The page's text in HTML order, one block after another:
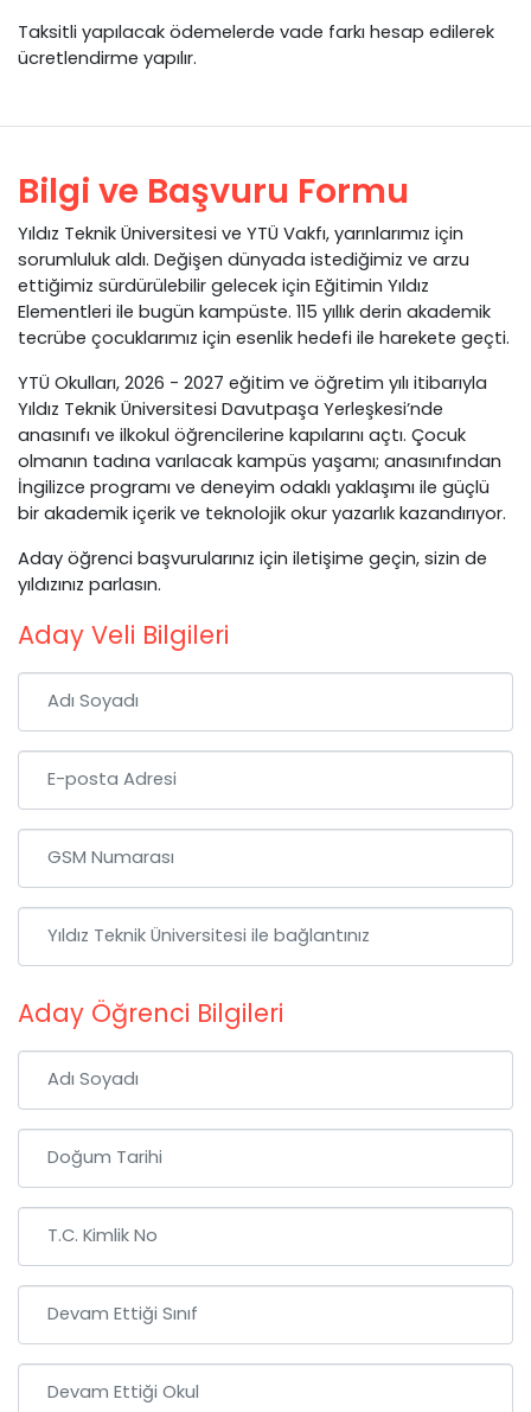
Taksitli yapılacak ödemelerde vade farkı hesap edilerek
ücretlendirme yapılır.
Bilgi ve Başvuru Formu
Yıldız Teknik Üniversitesi ve YTÜ Vakfı, yarınlarımız için
sorumluluk aldı. Değişen dünyada istediğimiz ve arzu
ettiğimiz sürdürülebilir gelecek için Eğitimin Yıldız
Elementleri ile bugün kampüste. 115 yıllık derin akademik
tecrübe çocuklarımız için esenlik hedefi ile harekete geçti.
YTÜ Okulları, 2026 - 2027 eğitim ve öğretim yılı itibarıyla
Yıldız Teknik Üniversitesi Davutpaşa Yerleşkesi’nde
anasınıfı ve ilkokul öğrencilerine kapılarını açtı. Çocuk
olmanın tadına varılacak kampüs yaşamı; anasınıfından
İngilizce programı ve deneyim odaklı yaklaşımı ile güçlü
bir akademik içerik ve teknolojik okur yazarlık kazandırıyor.
Aday öğrenci başvurularınız için iletişime geçin, sizin de
yıldızınız parlasın.
Aday Veli Bilgileri
Aday Öğrenci Bilgileri